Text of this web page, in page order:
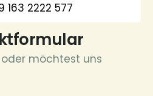
163 2222 577
möchtest uns